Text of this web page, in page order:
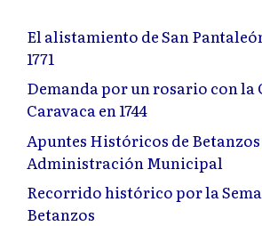
El alistamiento de San
1771
Demanda por un rosario con la
Caravaca en 1744
Apuntes Históricos de
Administración Municipal
Recorrido histórico por la
Betanzos